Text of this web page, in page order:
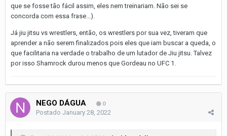
que se fosse tão fácil assim, eles nem treinariam. Não sei se
concorda com essa frase...).
Já jiu jitsu vs wrestlers, então, os wrestlers por sua vez, tiveram que
aprender a não serem finalizados pois eles que iam buscar a queda, o
que facilitaria na verdade o trabalho de um lutador de Jiu jitsu. Talvez
por isso Shamrock durou menos que Gordeau no UFC 1.
NEGO DÁGUA 0
Postado January 28, 2022